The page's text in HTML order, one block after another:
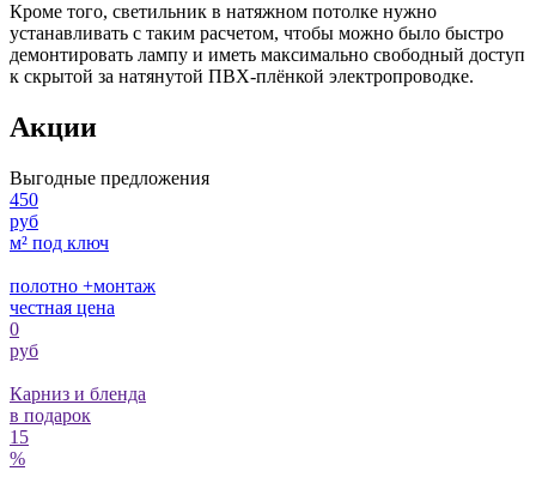
Кроме того, светильник в натяжном потолке нужно
устанавливать с таким расчетом, чтобы можно было быстро
демонтировать лампу и иметь максимально свободный доступ
к скрытой за натянутой ПВХ-плёнкой электропроводке.
Акции
Выгодные предложения
450
руб
м² под ключ
полотно +монтаж
честная цена
0
руб
Карниз и бленда
в подарок
15
%